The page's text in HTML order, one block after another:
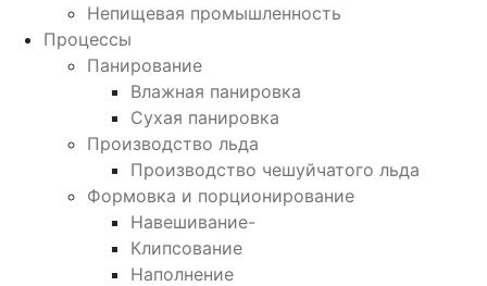
Непищевая промышленность
Процессы
Панирование
Влажная панировка
Сухая панировка
Производство льда
Производство чешуйчатого льда
Формовка и порционирование
Навешивание-
Клипсование
Наполнение